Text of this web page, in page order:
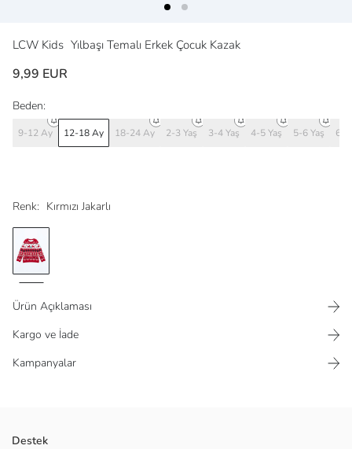
LCW Kids Yılbaşı Temalı Erkek Çocuk Kazak
9,99 EUR
Renk: Kırmızı Jakarlı
Beden:
9-12 Ay 12-18 Ay 18-24 Ay 2-3 Yaş 3-4 Yaş 4-5 Yaş 5-6 Yaş 6-7
Ürün Açıklaması
Kargo ve İade
Kampanyalar
Geyik, çam ağacı ve zencefilli kurabiye adam desenli, bisiklet yaka ve
Destek